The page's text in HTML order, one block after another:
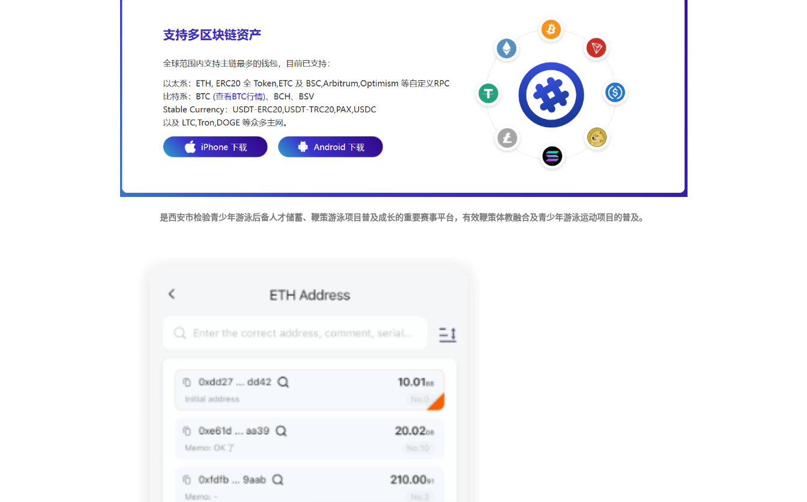
是西安市检验青少年游泳后备人才储蓄、鞭策游泳项目普及成长的重要赛事平台，有效鞭策体教融合及青少年游泳运动项目的普及。